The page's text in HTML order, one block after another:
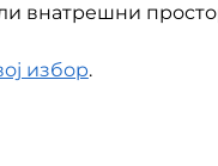
внатрешни
избор.